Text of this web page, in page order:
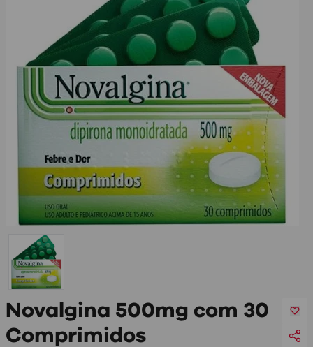
Novalgina 500mg com 30
Comprimidos